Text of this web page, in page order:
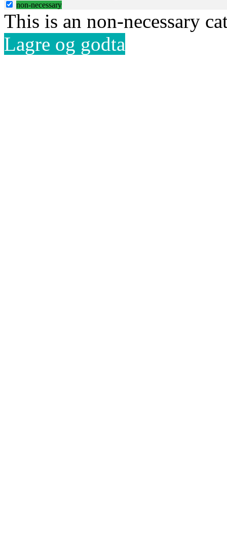
non-necessary
This is an non-necessary
Lagre og godta